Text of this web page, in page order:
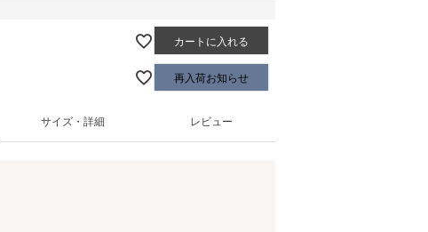
カートに入れる
再入荷お知らせ
サイズ・詳細 レビュー